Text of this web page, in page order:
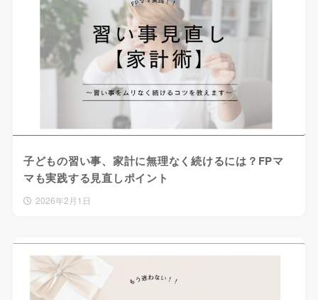
子どもの習い事、家計に無理なく続けるには？FPマ
マも実践する見直しポイント
2026年2月1日